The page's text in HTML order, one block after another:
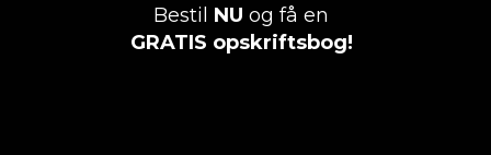
Bestil NU og få en
GRATIS opskriftsbog!